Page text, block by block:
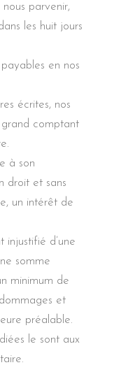
parvenir,
les huit jours
payables en nos
écrites, nos
comptant
à son
droit et sans
un intérêt de
injustifié d’une
somme
minimum de
et
préalable.
le sont aux